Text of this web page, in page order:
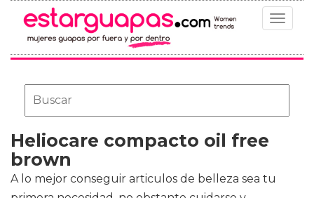
Toggle
Heliocare compacto oil free
brown
A lo mejor conseguir articulos de belleza sea tu